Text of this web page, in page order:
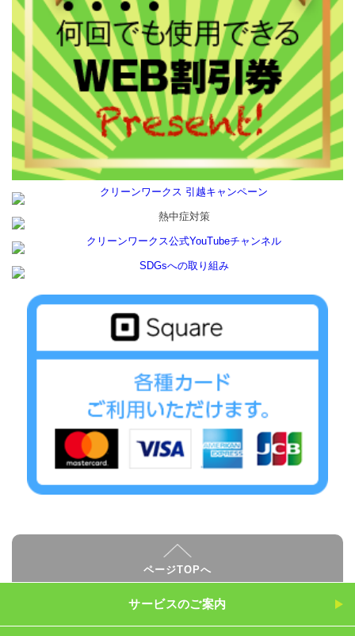
ページTOPへ
サービスのご案内